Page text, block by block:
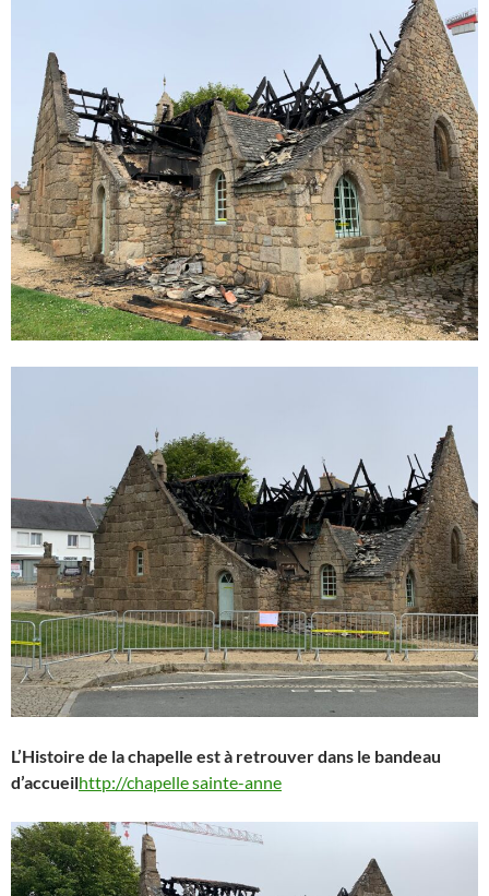
L’Histoire de la chapelle est à retrouver dans le bandeau
d’accueilhttp://chapelle sainte-anne